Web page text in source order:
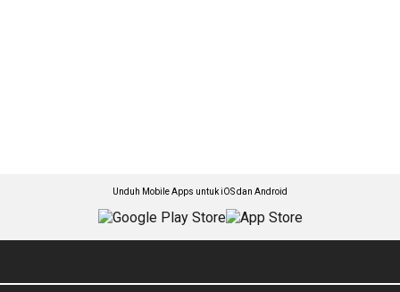
Unduh Mobile Apps untuk iOS dan Android